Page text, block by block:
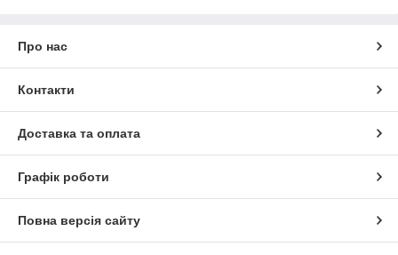
Про нас
Контакти
Доставка та оплата
Графік роботи
Повна версія сайту